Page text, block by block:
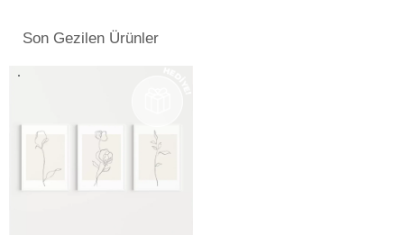
Son Gezilen Ürünler